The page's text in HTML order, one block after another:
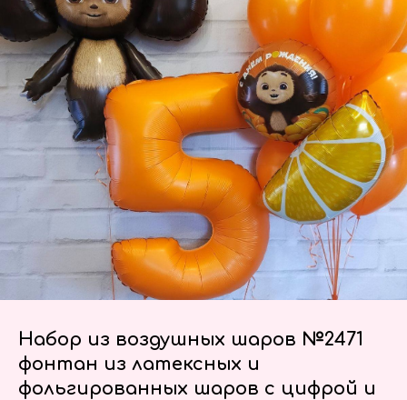
Набор из воздушных шаров №2471
фонтан из латексных и
фольгированных шаров с цифрой и